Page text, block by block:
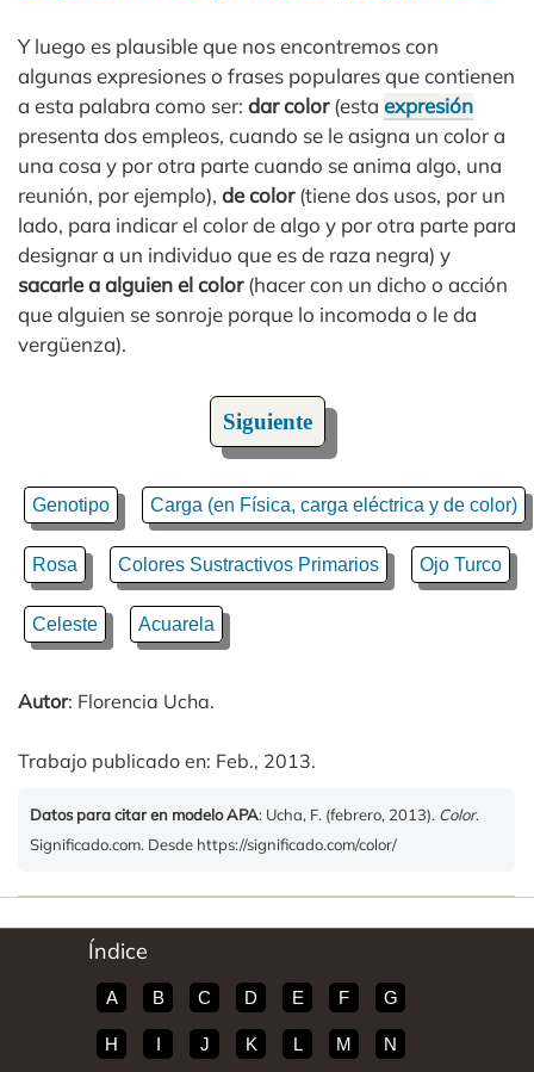
Y luego es plausible que nos encontremos con
algunas expresiones o frases populares que contienen
a esta palabra como ser: dar color(esta expresión
presenta dos empleos, cuando se le asigna un color a
una cosa y por otra parte cuando se anima algo, una
reunión, por ejemplo), de color(tiene dos usos, por un
lado, para indicar el color de algo y por otra parte para
designar a un individuo que es de raza negra) y
sacarle a alguien el color(hacer con un dicho o acción
que alguien se sonroje porque lo incomoda o le da
vergüenza).
Siguiente
Genotipo Carga (en Física, carga eléctrica y de color)
Rosa Colores Sustractivos Primarios Ojo Turco
Celeste Acuarela
Autor: Florencia Ucha.
Trabajo publicado en: Feb., 2013.
Datos para citar en modelo APA: Ucha, F. (febrero, 2013). Color.
Significado.com. Desde https://significado.com/color/
Índice
A B C D E F G
H I J K L M N